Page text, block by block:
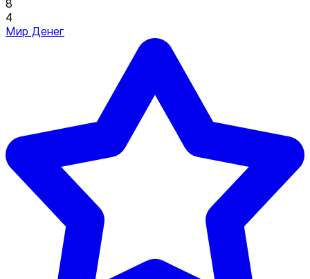
8
4
Мир Денег